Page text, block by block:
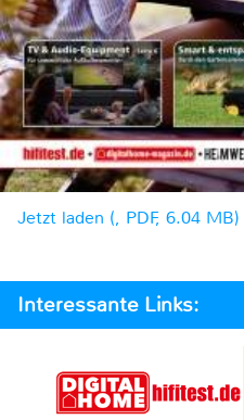
Jetzt laden (, PDF, 6.04 MB)
Interessante Links: